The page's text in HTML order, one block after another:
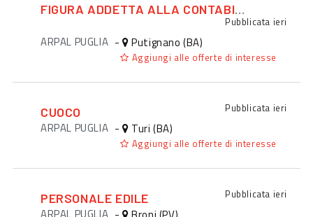
FIGURA ADDETTA ALLA CONTABILITA'
Pubblicata ieri
ARPAL PUGLIA - Putignano (BA)
Aggiungi alle offerte di interesse
CUOCO Pubblicata ieri
ARPAL PUGLIA - Turi (BA)
Aggiungi alle offerte di interesse
PERSONALE EDILE Pubblicata ieri